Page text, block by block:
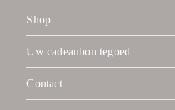
Shop
Uw cadeaubon tegoed
Contact